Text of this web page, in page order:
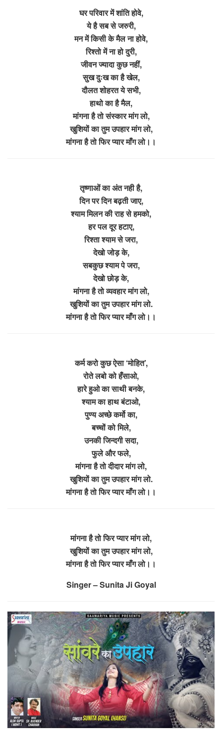
घर परिवार में शांति होवे,
ये है सब से जरुरी,
मन में किसी के मैल ना होवे,
रिश्तो में ना हो दुरी,
जीवन ज्यादा कुछ नहीं,
सुख दुःख का है खेल,
दौलत शोहरत ये सभी,
हाथो का है मैल,
मांगना है तो संस्कार मांग लो,
खुशियों का तुम उपहार मांग लो,
मांगना है तो फिर प्यार माँग लो।।
तृष्णाओं का अंत नही है,
दिन पर दिन बढ़ती जाए,
श्याम मिलन की राह से हमको,
हर पल दूर हटाए,
रिश्ता श्याम से जरा,
देखो जोड़ के,
सबकुछ श्याम पे जरा,
देखो छोड़ के,
मांगना है तो व्यवहार मांग लो,
खुशियों का तुम उपहार मांग लो.
मांगना है तो फिर प्यार माँग लो।।
कर्म करो कुछ ऐसा ‘मोहित’,
रोते लबो को हँसाओ,
हारे हुओ का साथी बनके,
श्याम का हाथ बंटाओ,
पुण्य अच्छे कर्मो का,
बच्चों को मिले,
उनकी जिन्दगी सदा,
फुले और फले,
मांगना है तो दीदार मांग लो,
खुशियों का तुम उपहार मांग लो.
मांगना है तो फिर प्यार माँग लो।।
मांगना है तो फिर प्यार मांग लो,
खुशियों का तुम उपहार मांग लो,
मांगना है तो फिर प्यार माँग लो।।
Singer – Sunita Ji Goyal